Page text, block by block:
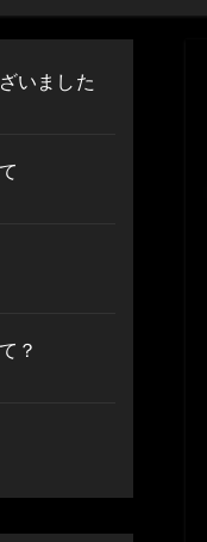
いました
？